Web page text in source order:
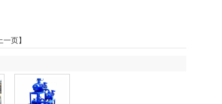
页】